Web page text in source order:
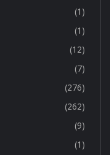
(1)
(1)
(12)
(7)
(276)
(262)
(9)
(1)